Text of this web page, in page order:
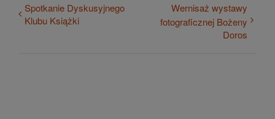
Spotkanie Dyskusyjnego
Klubu Książki
Wernisaż wystawy
fotograficznej Bożeny
Doros